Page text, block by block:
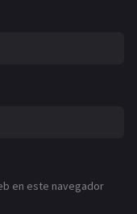
en este navegador